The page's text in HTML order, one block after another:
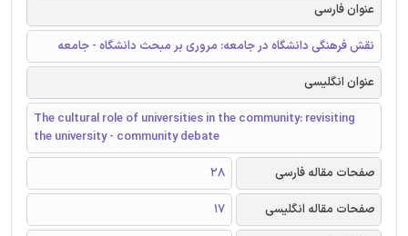
عنوان فارسی
نقش فرهنگی دانشگاه در جامعه: مروری بر مبحث دانشگاه - جامعه
عنوان انگلیسی
The cultural role of universities in the community: revisiting
the university - community debate
صفحات مقاله فارسی
28
صفحات مقاله انگلیسی
17